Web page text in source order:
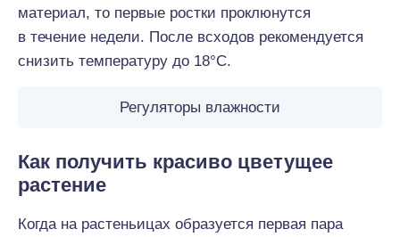
материал, то первые ростки проклюнутся
в течение недели. После всходов рекомендуется
снизить температуру до 18°С.
Регуляторы влажности
Как получить красиво цветущее
растение
Когда на растеньицах образуется первая пара